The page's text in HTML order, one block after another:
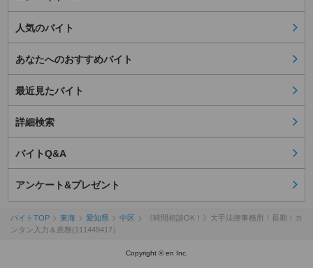
人気のバイト
あなたへのおすすめバイト
最近見たバイト
詳細検索
バイトQ&A
アンケート&プレゼント
バイトTOP 東海 愛知県 中区
《時間相談OK！》大手法律事務所！長期！カ
ンタン入力＆庶務(111449417）
Copyright © en Inc.